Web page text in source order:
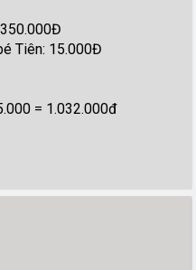
Tiên: 15.000Đ
= 1.032.000đ